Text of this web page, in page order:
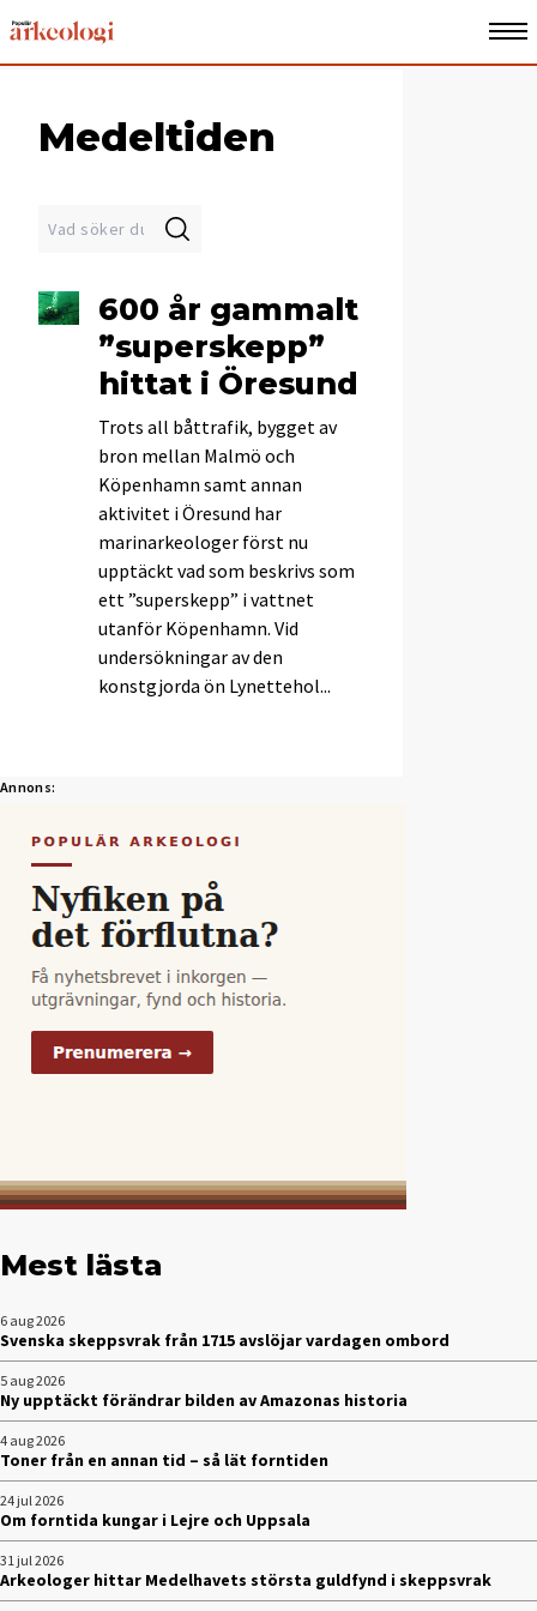
Medeltiden
600 år gammalt
”superskepp”
hittat i Öresund
Trots all båttrafik, bygget av
bron mellan Malmö och
Köpenhamn samt annan
aktivitet i Öresund har
marinarkeologer först nu
upptäckt vad som beskrivs som
ett ”superskepp” i vattnet
utanför Köpenhamn. Vid
undersökningar av den
konstgjorda ön Lynettehol...
Mest lästa
6 aug 2026
Svenska skeppsvrak från 1715 avslöjar vardagen ombord
5 aug 2026
Ny upptäckt förändrar bilden av Amazonas historia
4 aug 2026
Toner från en annan tid – så lät forntiden
24 jul 2026
Om forntida kungar i Lejre och Uppsala
31 jul 2026
Arkeologer hittar Medelhavets största guldfynd i skeppsvrak
Annons: